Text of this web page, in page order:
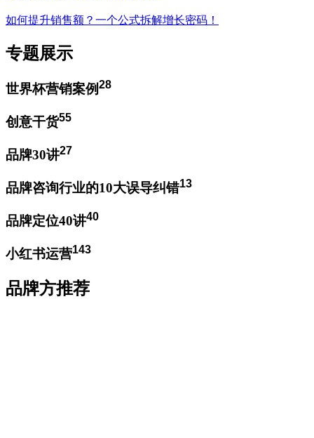
如何提升销售额？一个公式拆解增长密码！
专题展示
世界杯营销案例28
创意干货55
品牌30讲27
品牌咨询行业的10大误导纠错13
品牌定位40讲40
小红书运营143
品牌方推荐